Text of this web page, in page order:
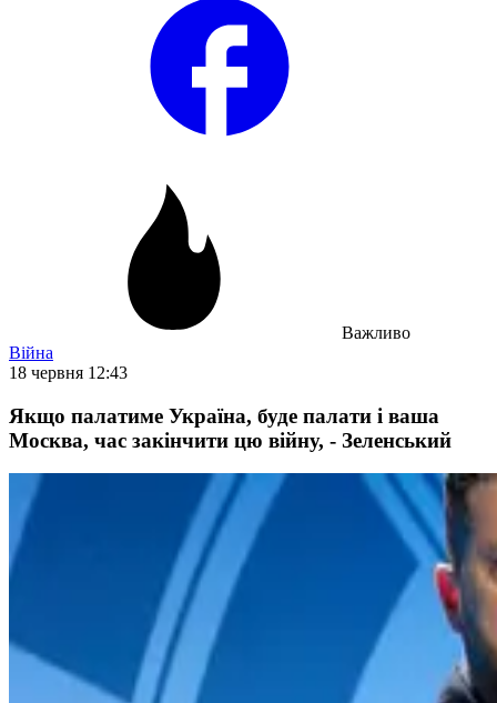
Важливо
Війна
18 червня 12:43
Якщо палатиме Україна, буде палати і ваша
Москва, час закінчити цю війну, - Зеленський